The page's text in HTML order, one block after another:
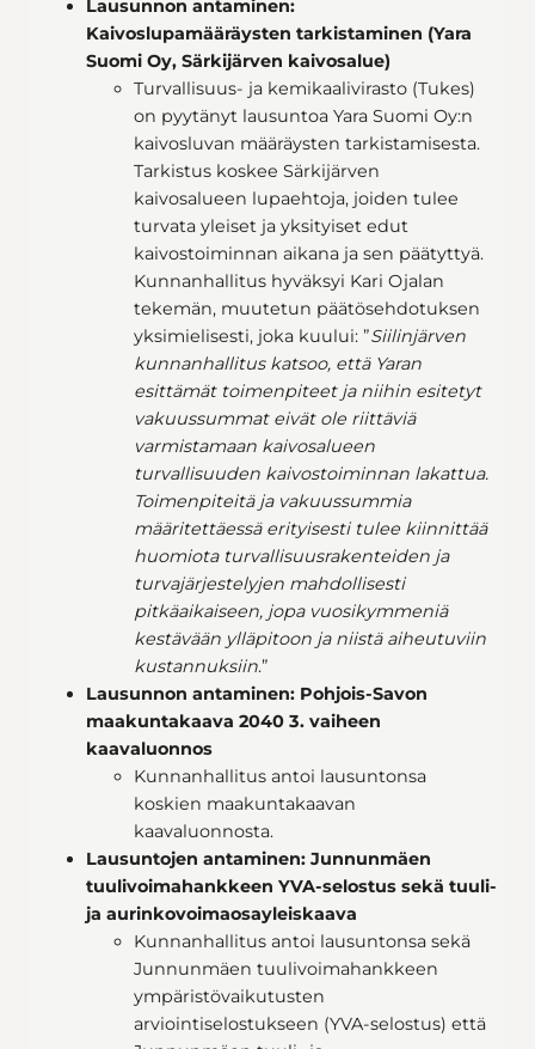
Lausunnon antaminen:
Kaivoslupamääräysten tarkistaminen (Yara
Suomi Oy, Särkijärven kaivosalue)
Turvallisuus- ja kemikaalivirasto (Tukes)
on pyytänyt lausuntoa Yara Suomi Oy:n
kaivosluvan määräysten tarkistamisesta.
Tarkistus koskee Särkijärven
kaivosalueen lupaehtoja, joiden tulee
turvata yleiset ja yksityiset edut
kaivostoiminnan aikana ja sen päätyttyä.
Kunnanhallitus hyväksyi Kari Ojalan
tekemän, muutetun päätösehdotuksen
yksimielisesti, joka kuului: ”Siilinjärven
kunnanhallitus katsoo, että Yaran
esittämät toimenpiteet ja niihin esitetyt
vakuussummat eivät ole riittäviä
varmistamaan kaivosalueen
turvallisuuden kaivostoiminnan lakattua.
Toimenpiteitä ja vakuussummia
määritettäessä erityisesti tulee kiinnittää
huomiota turvallisuusrakenteiden ja
turvajärjestelyjen mahdollisesti
pitkäaikaiseen, jopa vuosikymmeniä
kestävään ylläpitoon ja niistä aiheutuviin
kustannuksiin.”
Lausunnon antaminen: Pohjois-Savon
maakuntakaava 2040 3. vaiheen
kaavaluonnos
Kunnanhallitus antoi lausuntonsa
koskien maakuntakaavan
kaavaluonnosta.
Lausuntojen antaminen: Junnunmäen
tuulivoimahankkeen YVA-selostus sekä tuuli-
ja aurinkovoimaosayleiskaava
Kunnanhallitus antoi lausuntonsa sekä
Junnunmäen tuulivoimahankkeen
ympäristövaikutusten
arviointiselostukseen (YVA-selostus) että